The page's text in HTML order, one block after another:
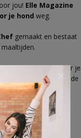
jou! Elle Magazine
je hond weg.
gemaakt en bestaat
binnenkort voor je
“Waaruit bestaan de